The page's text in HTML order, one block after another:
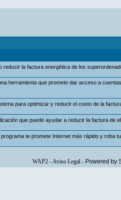
reducir la factura energética de los
herramienta que promete dar acceso a
para optimizar y reducir el costo de la
que puede ayudar a reducir la factura de
te promete Internet más rápido y roba
WAP2-Aviso Legal- Powered by